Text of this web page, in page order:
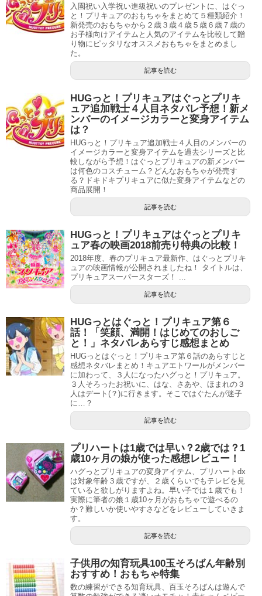
入園祝い入学祝い進級祝いのプレゼントに、はぐっ
と！プリキュアのおもちゃをまとめて５種類紹介！
新発売のおもちゃから２歳３歳４歳５歳６歳７歳の
お子様向けアイテムと人気のアイテムを比較して贈
り物にピッタリなオススメおもちゃをまとめまし
た。
記事を読む
HUGっと！プリキュアはぐっとプリキ
ュア追加戦士４人目ネタバレ予想！新メ
ンバーのイメージカラーと変身アイテム
は？
HUGっと！プリキュア追加戦士４人目のメンバーの
イメージカラーと変身アイテムを過去シリーズと比
較しながら予想！はぐっとプリキュアの新メンバー
は何色のコスチューム？どんなおもちゃが発売す
る？ドキドキプリキュアに似た変身アイテムなどの
商品展開！
記事を読む
HUGっと！プリキュアはぐっとプリキ
ュア春の映画2018前売り特典の比較！
2018年度、春のプリキュア最新作、はぐっとプリキ
ュアの映画情報が公開されましたね！ タイトルは、
プリキュアスーパースターズ！ ...
記事を読む
HUGっとはぐっと！プリキュア第６
話！「笑顔、満開！はじめてのおしご
と！」ネタバレあらすじ感想まとめ
HUGっとはぐっと！プリキュア第６話のあらすじと
感想ネタバレまとめ！キュアエトワールがメンバー
に加わって、３人になったハグっと！プリキュア。
３人そろったお祝いに、はな、さあや、ほまれの３
人はデート(？)に行きます。そこではぐたんが迷子
に…？
記事を読む
プリハートは1歳では早い？2歳では？1
歳10ヶ月の娘が使った感想レビュー！
ハグっとプリキュアの変身アイテム、プリハートdx
は対象年齢３歳ですが、２歳くらいでもテレビを見
ていると欲しがりますよね。早い子では１歳でも！
実際に筆者の娘１歳10ヶ月がおもちゃで遊べるの
か？難しいか使いやすさなどをレビューしていきま
す。
記事を読む
子供用の知育玩具100玉そろばん年齢別
おすすめ！おもちゃ特集
数の練習ができる知育玩具、百玉そろばんは遊んで